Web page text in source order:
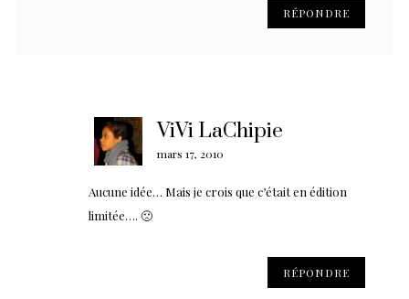
RÉPONDRE
ViVi LaChipie
mars 17, 2010
Aucune idée… Mais je crois que c’était en édition
limitée…. 🙁
RÉPONDRE